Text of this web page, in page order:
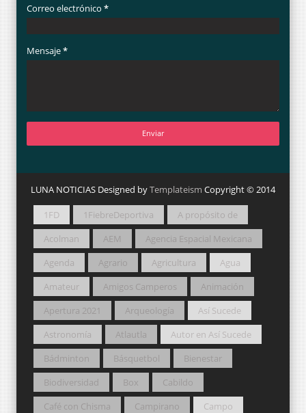
Correo electrónico *
Mensaje*
LUNA NOTICIAS Designed byTemplateism Copyright © 2014
1FD 1FiebreDeportiva
A propósito de
Acolman
AEM
Agencia Espacial Mexicana
Agenda
Agrario Agricultura
Agua
Amateur
Amigos Camperos
Animación
Apertura 2021
Arqueología
Así Sucede
Astronomía
Atlautla
Autor en Así Sucede
Bádminton
Básquetbol
Bienestar
Biodiversidad
Box
Cabildo
Café con Chisma
Campirano
Campo